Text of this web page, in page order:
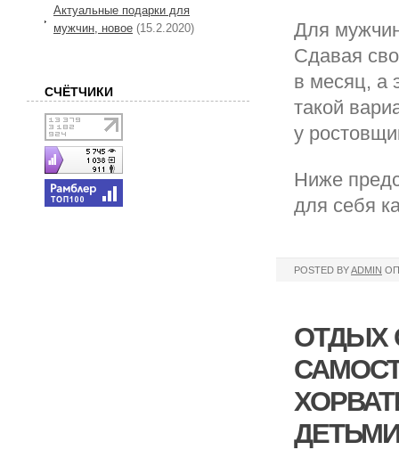
Для
Сдавая
в месяц, а
такой
у
Ниже
для себя
POSTED BYADMIN
ОТДЫХ
Актуальные подарки для
мужчин, новое (15.2.2020)
СЧЁТЧИКИ